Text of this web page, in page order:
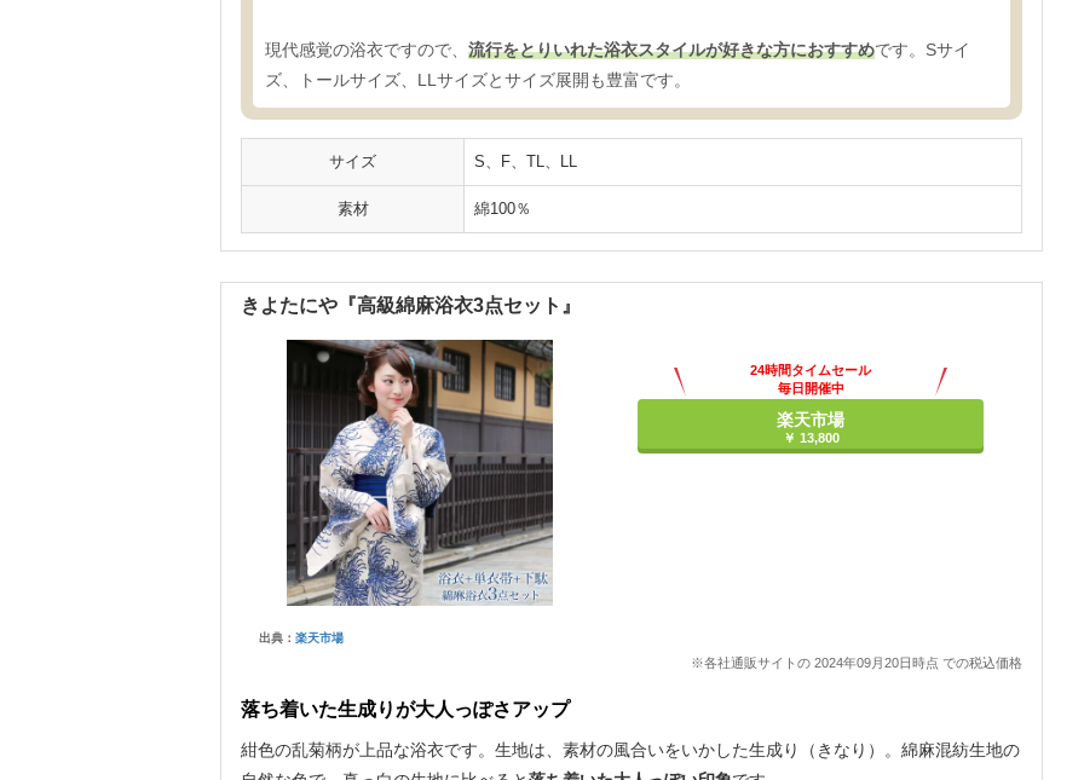
現代感覚の浴衣ですので、 流行をとりいれた浴衣スタイルが好きな方におすすめです。Sサイ
ズ、トールサイズ、LLサイズとサイズ展開も豊富です。
サイズ S、F、TL、LL
素材 綿100％
きよたにや『高級綿麻浴衣3点セット』
出典： 楽天市場
24時間タイムセール
毎日開催中
楽天市場
￥ 13,800
※各社通販サイトの 2024年09月20日時点 での税込価格
落ち着いた生成りが大人っぽさアップ
紺色の乱菊柄が上品な浴衣です。生地は、素材の風合いをいかした生成り（きなり）。綿麻混紡生地の